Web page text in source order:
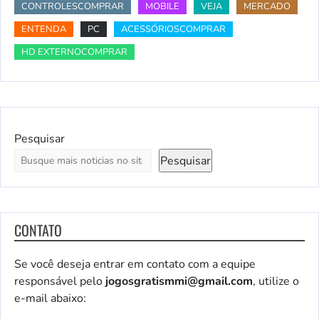
CONTROLESCOMPRAR
MOBILE VEJA
MERCADO
ENTENDA
PC
ACESSÓRIOSCOMPRAR
HD EXTERNOCOMPRAR
Pesquisar
Pesquisar
CONTATO
Se você deseja entrar em contato com a equipe
responsável pelojogosgratismmi@gmail.com, utilize o
e-mail abaixo: